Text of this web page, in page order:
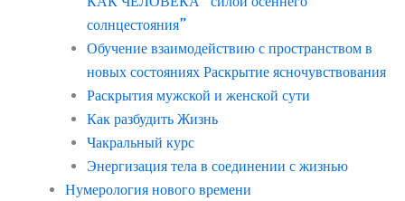
солнцестояния”
Обучение взаимодействию с пространством в
новых состояниях Раскрытие ясночувствования
Раскрытия мужской и женской сути
Как разбудить Жизнь
Чакральный курс
Энергизация тела в соединении с жизнью
Нумерология нового времени